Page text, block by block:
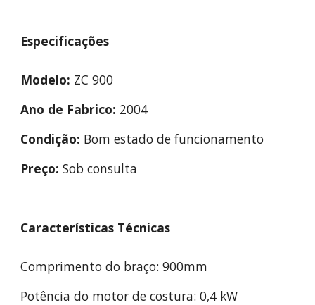
Especificações
Modelo: ZC 900
Ano de Fabrico: 2004
Condição: Bom estado de funcionamento
Preço: Sob consulta
Características Técnicas
Comprimento do braço: 900mm
Potência do motor de costura: 0,4 kW